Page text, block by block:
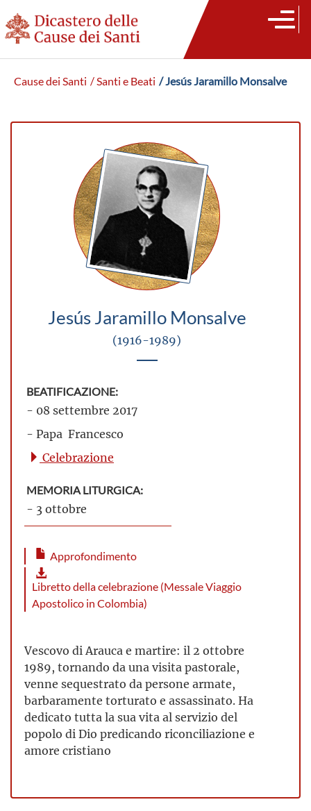
Cause dei Santi / Santi e Beati / Jesús Jaramillo Monsalve
Jesús Jaramillo Monsalve
(1916-1989)
BEATIFICAZIONE:
- 08 settembre 2017
- Papa Francesco
Celebrazione
MEMORIA LITURGICA:
- 3 ottobre
Approfondimento
Libretto della celebrazione (Messale Viaggio
Apostolico in Colombia)
Vescovo di Arauca e martire: il 2 ottobre
1989, tornando da una visita pastorale,
venne sequestrato da persone armate,
barbaramente torturato e assassinato. Ha
dedicato tutta la sua vita al servizio del
popolo di Dio predicando riconciliazione e
amore cristiano